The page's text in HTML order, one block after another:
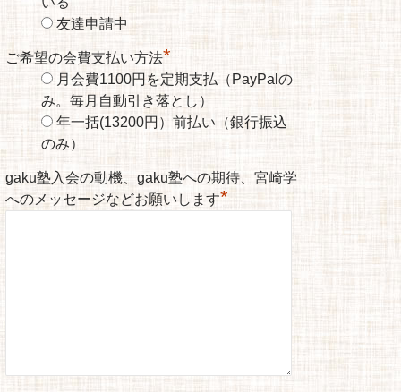
友達申請中
ご希望の会費支払い方法*
月会費1100円を定期支払（PayPalの
み。毎月自動引き落とし）
年一括(13200円）前払い（銀行振込
のみ）
gaku塾入会の動機、gaku塾への期待、宮崎学
へのメッセージなどお願いします*